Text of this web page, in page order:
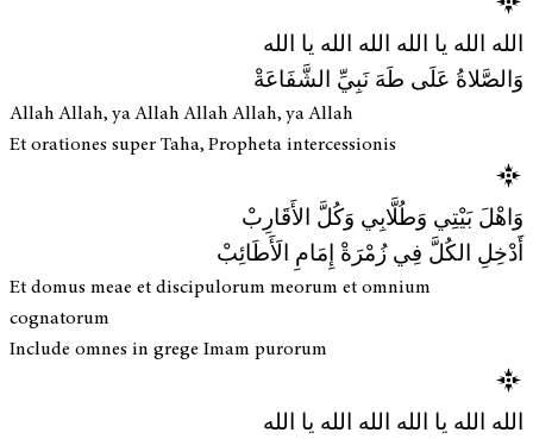
الله الله يا الله الله الله يا الله
وَالصَّلاةُ عَلَى طَهَ نَبِيِّ الشَّفَاعَةْ
Allah Allah, ya Allah Allah Allah, ya Allah
Et orationes super Taha, Propheta intercessionis
وَاهْلَ بَيْتِي وَطُلَّابِي وَكُلَّ الأَقَارِبْ
أَدْخِلِ الكُلَّ فِي زُمْرَةْ إِمَامِ الَأَطَائِبْ
Et domus meae et discipulorum meorum et omnium
cognatorum
Include omnes in grege Imam purorum
الله الله يا الله الله الله يا الله